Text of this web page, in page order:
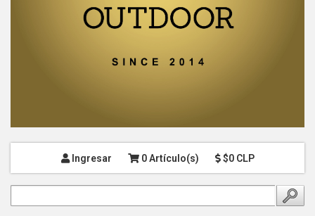
Ingresar 0 Artículo(s) $0 CLP